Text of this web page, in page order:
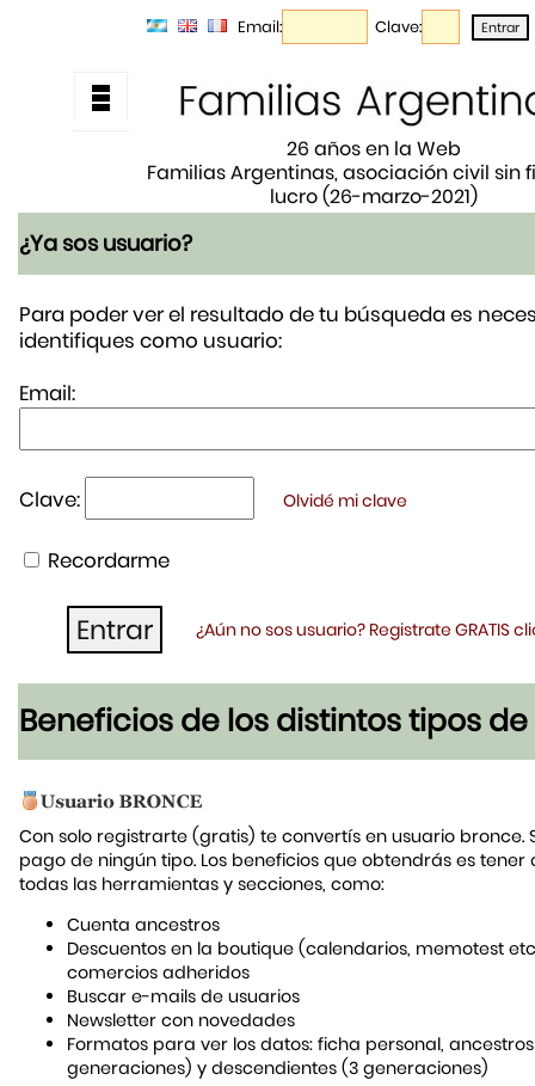
Email: Clave:
26 años en la Web
Familias Argentinas, asociación civil sin
lucro (26-marzo-2021)
¿Ya sos usuario?
Para poder ver el resultado de tu búsqueda es
identifiques como usuario:
Email:
Clave: Olvidé mi clave
Recordarme
¿Aún no sos usuario? Registrate GRATIS
Beneficios de los distintos tipos de
Con solo registrarte (gratis) te convertís en usuario bronce.
pago de ningún tipo. Los beneficios que obtendrás es tener
todas las herramientas y secciones, como:
Cuenta ancestros
Descuentos en la boutique (calendarios, memotest
comercios adheridos
Buscar e-mails de usuarios
Newsletter con novedades
Formatos para ver los datos: ficha personal,
generaciones) y descendientes (3 generaciones)